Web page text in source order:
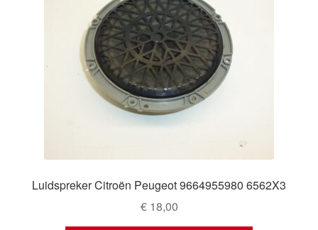
Luidspreker Citroën Peugeot 9664955980 6562X3
€18,00